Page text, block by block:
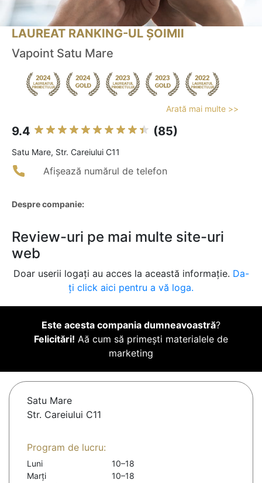
LAUREAT RANKING-UL ȘOIMII
Vapoint Satu Mare
Arată mai multe >>
9.4 (85)
Satu Mare, Str. Careiului C11
Afișează numărul de telefon
Despre companie:
Review-uri pe mai multe site-uri
web
Doar userii logați au acces la această informație. Da-
ți click aici pentru a vă loga.
Este acesta compania dumneavoastră?
Felicitări! Aă cum să primești materialele de
marketing
Satu Mare
Str. Careiului C11
Program de lucru:
Luni
10–18
Marți
10–18